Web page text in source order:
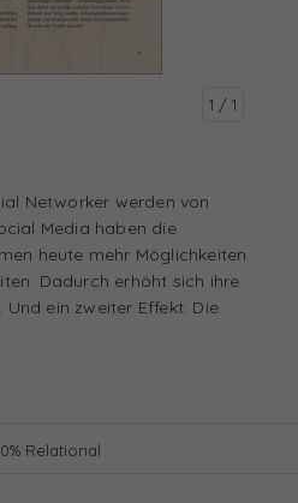
1 / 1
Networker werden von
Media haben die
heute mehr Möglichkeiten
Dadurch erhöht sich ihre
ein zweiter Effekt: Die
Relational